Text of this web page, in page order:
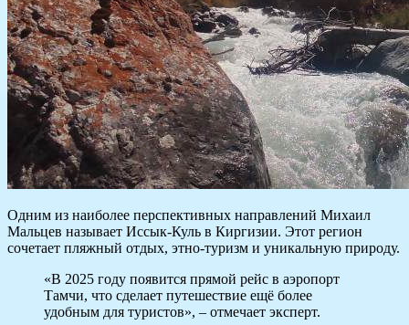
Одним из наиболее перспективных направлений Михаил
Мальцев называет Иссык-Куль в Киргизии. Этот регион
сочетает пляжный отдых, этно-туризм и уникальную природу.
«В 2025 году появится прямой рейс в аэропорт
Тамчи, что сделает путешествие ещё более
удобным для туристов», – отмечает эксперт.